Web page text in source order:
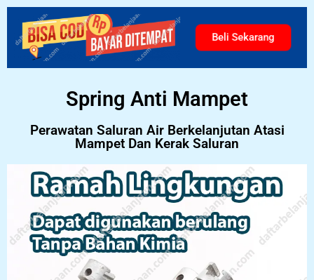
Beli Sekarang
Spring Anti Mampet
Perawatan Saluran Air Berkelanjutan Atasi
Mampet Dan Kerak Saluran